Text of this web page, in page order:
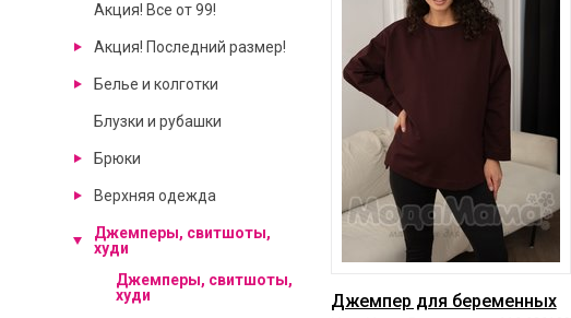
Акция! Все от 99!
Акция! Последний размер!
Белье и колготки
Блузки и рубашки
Брюки
Верхняя одежда
Джемперы, свитшоты,
худи
Джемперы, свитшоты,
худи
Джемпер для беременных